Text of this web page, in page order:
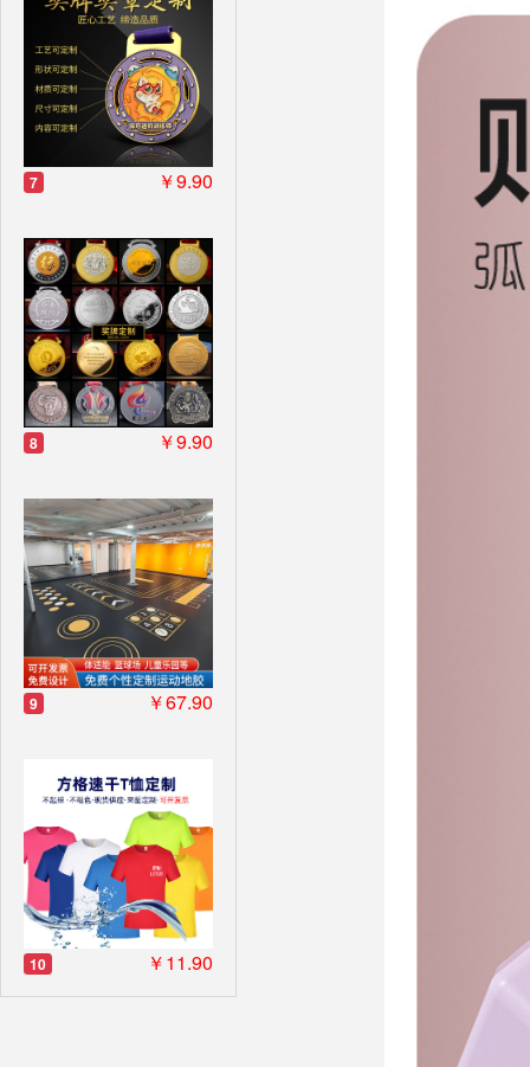
7 ￥9.90
8 ￥9.90
9 ￥67.90
10 ￥11.90